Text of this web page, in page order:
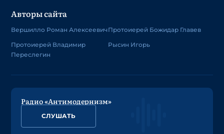
Авторы сайта
Вершилло Роман Алексеевич
Протоиерей Владимир
Переслегин
Протоиерей Божидар Главев
Рысин Игорь
Радио «Антимодернизм»
СЛУШАТЬ